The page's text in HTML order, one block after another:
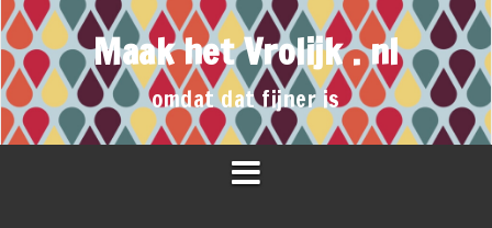
Maak het Vrolijk . nl
omdat dat fijner is